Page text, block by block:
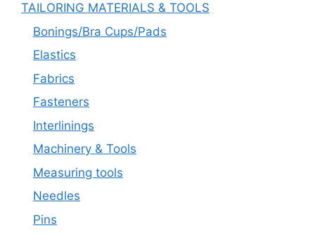
TAILORING MATERIALS & TOOLS
Bonings/Bra Cups/Pads
Elastics
Fabrics
Fasteners
Interlinings
Machinery & Tools
Measuring tools
Needles
Pins